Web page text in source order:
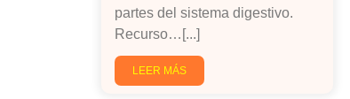
partes del sistema digestivo.
Recurso…[...]
LEER MÁS